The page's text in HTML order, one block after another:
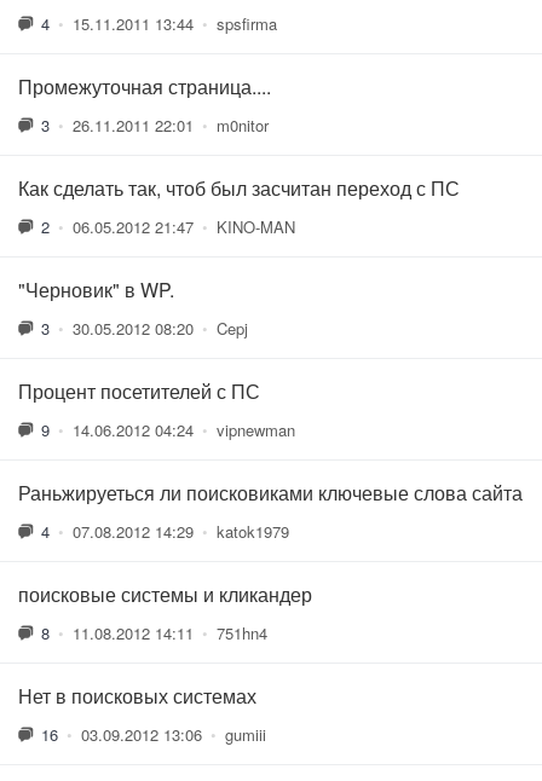
4 • 15.11.2011 13:44 • spsfirma
Промежуточная страница....
3 • 26.11.2011 22:01 • m0nitor
Как сделать так, чтоб был засчитан переход с ПС
2 • 06.05.2012 21:47 • KINO-MAN
"Черновик" в WP.
3 • 30.05.2012 08:20 • Cepj
Процент посетителей с ПС
9 • 14.06.2012 04:24 • vipnewman
Раньжируеться ли поисковиками ключевые слова сайта
4 • 07.08.2012 14:29 • katok1979
поисковые системы и кликандер
8 • 11.08.2012 14:11 • 751hn4
Нет в поисковых системах
16 • 03.09.2012 13:06 • gumiii